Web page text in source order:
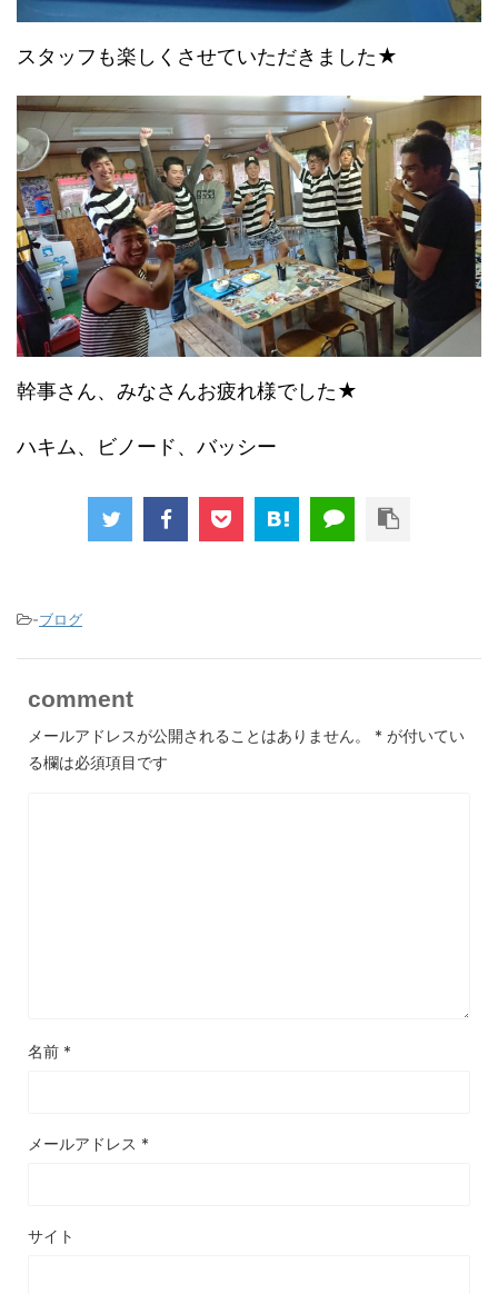
スタッフも楽しくさせていただきました★
幹事さん、みなさんお疲れ様でした★
ハキム、ビノード、バッシー
-ブログ
comment
メールアドレスが公開されることはありません。 * が付いてい
る欄は必須項目です
名前 *
メールアドレス *
サイト